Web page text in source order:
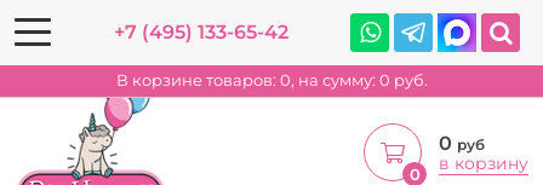
+7 (495) 133-65-42
В корзине товаров: 0, на сумму: 0 руб.
0
0 руб
в корзину